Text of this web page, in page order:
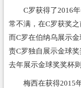
C罗获得了2016年
常不满，在C罗获奖
而C罗在伯纳乌展示
责C罗独自展示金球
去年展示金球奖奖杯
梅西在获得2015年